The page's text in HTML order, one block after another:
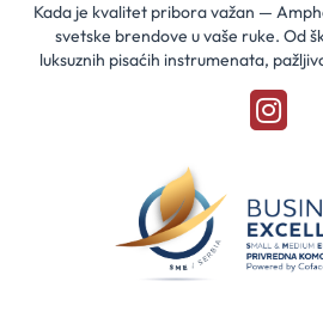
Kada je kvalitet pribora važan —
svetske brendove u vaše ruke. Od
luksuznih pisaćih instrumenata,